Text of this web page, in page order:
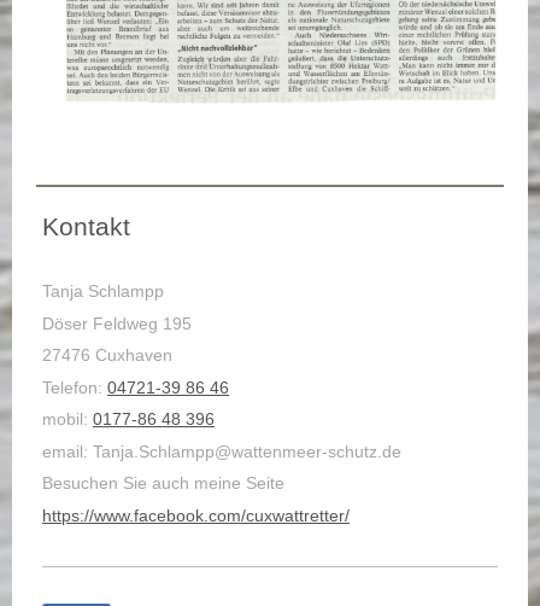
Kontakt
Tanja Schlampp
Döser Feldweg 195
27476 Cuxhaven
Telefon: 04721-39 86 46
mobil: 0177-86 48 396
email: Tanja.Schlampp@wattenmeer-schutz.de
Besuchen Sie auch meine Seite
https://www.facebook.com/cuxwattretter/